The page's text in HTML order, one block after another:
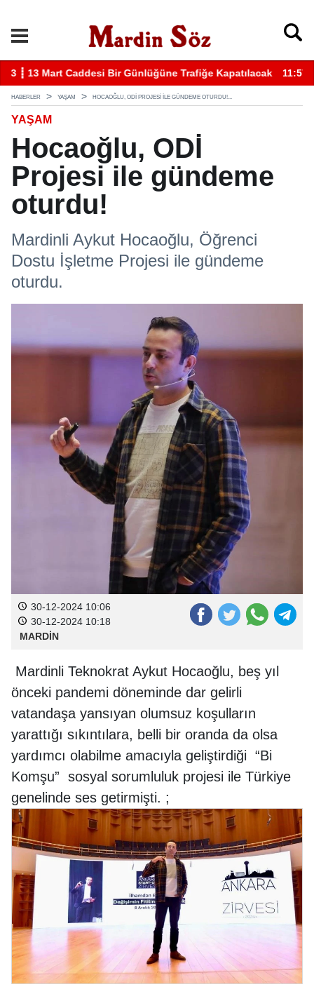
11:57 ┋ Midyat’ta bıçaklı kavga can aldı
HABERLER YAŞAM HOCAOĞLU, ODİ PROJESI ILE GÜNDEME OTURDU!...
YAŞAM
Hocaoğlu, ODİ
Projesi ile gündeme
oturdu!
Mardinli Aykut Hocaoğlu, Öğrenci
Dostu İşletme Projesi ile gündeme
oturdu.
30-12-2024 10:06
30-12-2024 10:18
MARDİN
Mardinli Teknokrat Aykut Hocaoğlu, beş yıl
önceki pandemi döneminde dar gelirli
vatandaşa yansıyan olumsuz koşulların
yarattığı sıkıntılara, belli bir oranda da olsa
yardımcı olabilme amacıyla geliştirdiği “Bi
Komşu” sosyal sorumluluk projesi ile Türkiye
genelinde ses getirmişti. ;